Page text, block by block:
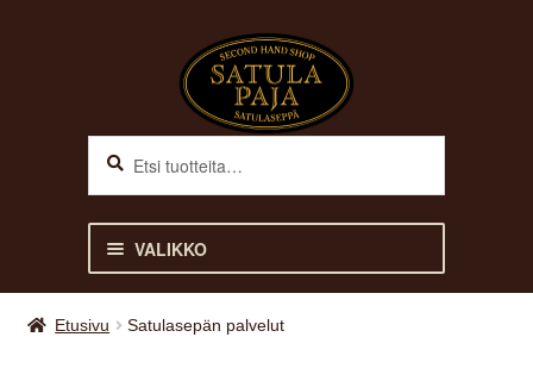
Siirry
navigointiin
Siirry
sisältöön
Haku
VALIKKO
SATULAT
Etusivu Satulasepän palvelut